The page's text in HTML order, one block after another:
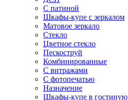
С патиной
Шкафы-купе с зеркалом
Матовое зеркало
Стекло
Цветное стекло
Пескоструй
Комбинированные
С витражами
С фотопечатью
Назначение
Шкафы-купе в гостиную